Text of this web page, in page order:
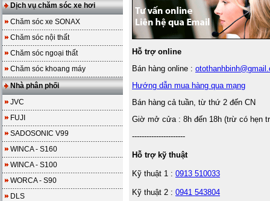
Dịch vụ chăm sóc xe hơi
Chăm sóc xe SONAX
Chăm sóc nội thất
Chăm sóc ngoại thất
Chăm sóc khoang máy
Nhà phân phối
JVC
FUJI
SADOSONIC V99
WINCA - S160
WINCA - S100
WORCA - S90
DLS
Hỗ trợ online
Bán hàng online :
Hướng dẫn mua hàng qua mạng
Bán hàng cả tuần, từ thứ 2 đến CN
Giờ mở cửa : 8h đến 18h (trừ có hẹn
----------------------
Hỗ trợ kỹ thuật
Kỹ thuật 1 : 0913 510033
Kỹ thuật 2 : 0941 543804